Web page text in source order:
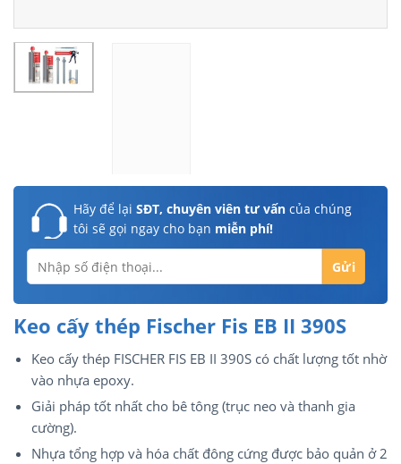
Hãy để lại SĐT, chuyên viên tư vấn của chúng
tôi sẽ gọi ngay cho bạn miễn phí!
Keo cấy thép Fischer Fis EB II 390S
Keo cấy thép FISCHER FIS EB II 390S có chất lượng tốt nhờ
vào nhựa epoxy.
Giải pháp tốt nhất cho bê tông (trục neo và thanh gia
cường).
Nhựa tổng hợp và hóa chất đông cứng được bảo quản ở 2